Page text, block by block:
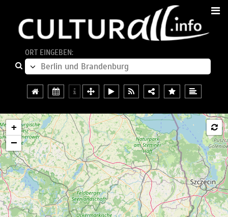
ORT EINGEBEN:
+
−